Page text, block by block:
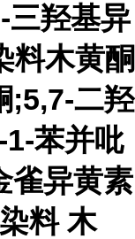
三羟基异
料木黄酮
;5,7-二羟
1-苯并吡
雀异黄素
料 木